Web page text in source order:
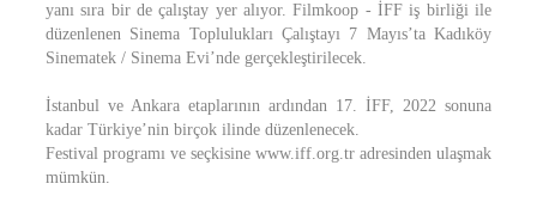
yanı sıra bir de çalıştay yer alıyor. Filmkoop - İFF iş birliği ile
düzenlenen Sinema Toplulukları Çalıştayı 7 Mayıs’ta Kadıköy
Sinematek / Sinema Evi’nde gerçekleştirilecek.
İstanbul ve Ankara etaplarının ardından 17. İFF, 2022 sonuna
kadar Türkiye’nin birçok ilinde düzenlenecek.
Festival programı ve seçkisine www.iff.org.tr adresinden ulaşmak
mümkün.